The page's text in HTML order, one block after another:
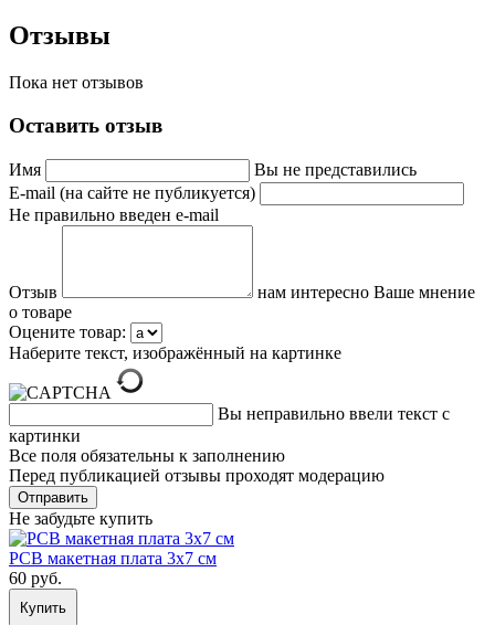
Отзывы
Пока нет отзывов
Оставить отзыв
Имя
Вы не представились
E-mail (на сайте не публикуется)
Не правильно введен e-mail
Отзыв
нам интересно Ваше мнение
о товаре
Оцените товар:
Наберите текст, изображённый на картинке
Вы неправильно ввели текст с
картинки
Все поля обязательны к заполнению
Перед публикацией отзывы проходят модерацию
Не забудьте купить
PCB макетная плата 3х7 см
60 руб.
Купить